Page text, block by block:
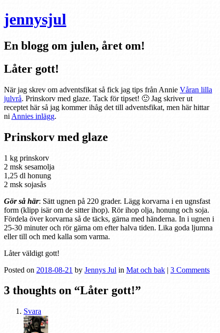
jennysjul
En blogg om julen, året om!
Låter gott!
När jag skrev om adventsfikat så fick jag tips från Annie Våran lilla
julvrå. Prinskorv med glaze. Tack för tipset! 🙂 Jag skriver ut
receptet här så jag kommer ihåg det till adventsfikat, men här hittar
ni Annies inlägg.
Prinskorv med glaze
1 kg prinskorv
2 msk sesamolja
1,25 dl honung
2 msk sojasås
Gör så här: Sätt ugnen på 220 grader. Lägg korvarna i en ugnsfast
form (klipp isär om de sitter ihop). Rör ihop olja, honung och soja.
Fördela över korvarna så de täcks, gärna med händerna. In i ugnen i
25-30 minuter och rör gärna om efter halva tiden. Lika goda ljumna
eller till och med kalla som varma.
Låter väldigt gott!
Posted on 2018-08-21 by Jennys Jul in Mat och bak | 3 Comments
3 thoughts on “Låter gott!”
Svara